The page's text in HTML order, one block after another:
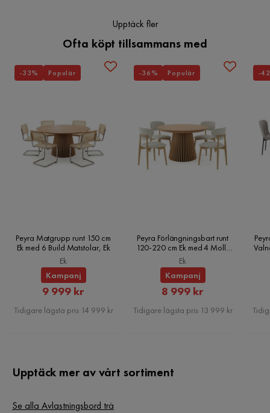
Rektangulär
Färgnamn Valnöt,Svart
Serie Levents
Klaff Ingår ej
Svarta träben för stabilitet och hållbarhet
Skapa en elegant och organiserad inredning med Levents
Avlastningsbord 180 cm.
Upptäck fler
Ofta köpt tillsammans med
Peyra Matgrupp runt 150 cm
Ek med 6 Build Matstolar, Ek
Ek
Kampanj
Rabatterat
Pris
9 999 kr
Tidigare lägsta pris 14 999 kr
-33% Populär
Peyra Förlängningsbart runt
120-220 cm Ek med 4 Molly
Matstolar, Ek
Ek
Kampanj
Rabatterat
Pris
8 999 kr
Tidigare lägsta pris 13 999 kr
-36% Populär -
Upptäck mer av vårt sortiment
Se alla Avlastningsbord trä